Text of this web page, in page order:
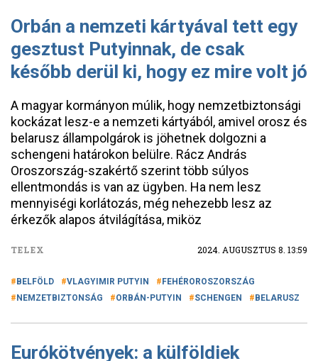
Orbán a nemzeti kártyával tett egy
gesztust Putyinnak, de csak
később derül ki, hogy ez mire volt jó
A magyar kormányon múlik, hogy nemzetbiztonsági
kockázat lesz-e a nemzeti kártyából, amivel orosz és
belarusz állampolgárok is jöhetnek dolgozni a
schengeni határokon belülre. Rácz András
Oroszország-szakértő szerint több súlyos
ellentmondás is van az ügyben. Ha nem lesz
mennyiségi korlátozás, még nehezebb lesz az
érkezők alapos átvilágítása, miköz
TELEX 2024. AUGUSZTUS 8. 13:59
BELFÖLD VLAGYIMIR PUTYIN
FEHÉROROSZORSZÁG
NEMZETBIZTONSÁG
ORBÁN-PUTYIN SCHENGEN BELARUSZ
Eurókötvények: a külföldiek